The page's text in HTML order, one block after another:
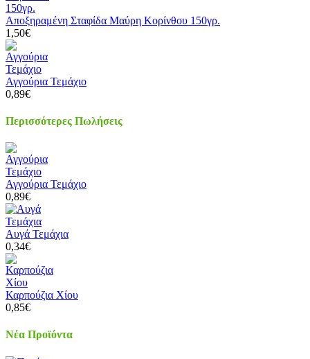
Αποξηραμένη Σταφίδα Μαύρη Κορίνθου 150γρ.
1,50€
Αγγούρια Τεμάχιο
0,89€
Περισσότερες Πωλήσεις
Αγγούρια Τεμάχιο
0,89€
Αυγά Τεμάχια
0,34€
Καρπούζια Χίου
0,85€
Νέα Προϊόντα